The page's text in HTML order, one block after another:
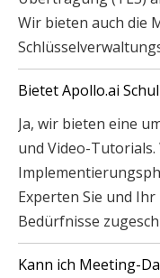
Wir bieten auch die
Bietet Apollo.ai
Ja, wir bieten eine
und Video-
Experten Sie und
Bedürfnisse
Kann ich Meeting-